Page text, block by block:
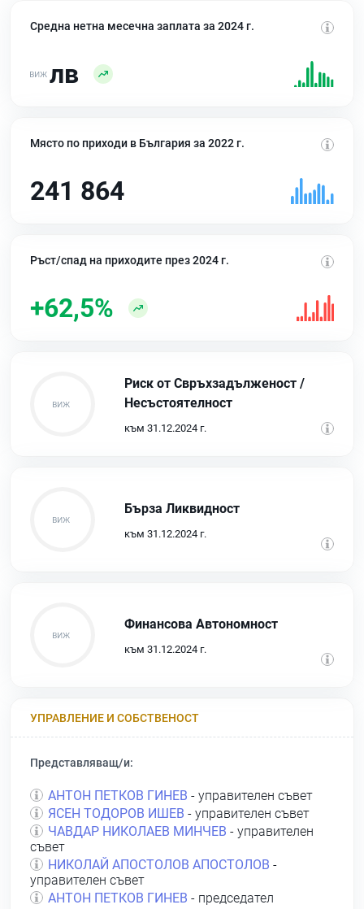
Средна нетна месечна заплата за 2024 г.
лв
Място по приходи в България за 2022 г.
241 864
Ръст/спад на приходите през 2024 г.
+62,5%
Риск от Свръхзадълженост /
Несъстоятелност
към 31.12.2024 г.
Бърза Ликвидност
към 31.12.2024 г.
Финансова Автономност
към 31.12.2024 г.
УПРАВЛЕНИЕ И СОБСТВЕНОСТ
Представляващ/и:
АНТОН ПЕТКОВ ГИНЕВ - управителен съвет
ЯСЕН ТОДОРОВ ИШЕВ - управителен съвет
ЧАВДАР НИКОЛАЕВ МИНЧЕВ - управителен
съвет
НИКОЛАЙ АПОСТОЛОВ АПОСТОЛОВ -
управителен съвет
АНТОН ПЕТКОВ ГИНЕВ - председател